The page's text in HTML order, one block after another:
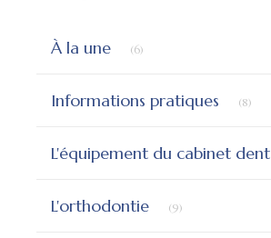
À la une (6)
Informations pratiques (8)
L'équipement du cabinet
L'orthodontie (9)